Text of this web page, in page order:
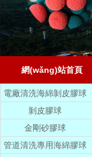
網(wǎng)站首頁
電廠清洗海綿剝皮膠球
剝皮膠球
金剛砂膠球
管道清洗專用海綿膠球